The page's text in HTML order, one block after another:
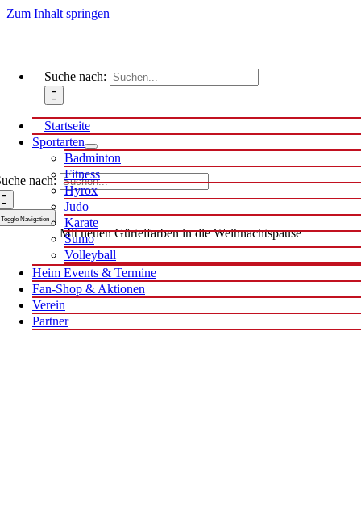
Zum Inhalt springen
nach:
Toggle Navigation
Startseite
Sportarten
Badminton
Fitness
Hyrox
Judo
Karate
Sumo
Volleyball
Heim Events & Termine
Fan-Shop & Aktionen
Verein
Partner
Suche nach:
Mit neuen Gürtelfarben in die Weihnachtspause